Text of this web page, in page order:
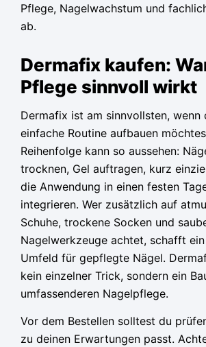
Pflege, Nagelwachstum und
ab.
Dermafix kaufen:
Pflege sinnvoll wirkt
Dermafix ist am sinnvollsten, wenn
einfache Routine aufbauen
Reihenfolge kann so aussehen:
trocknen, Gel auftragen, kurz
die Anwendung in einen festen
integrieren. Wer zusätzlich auf
Schuhe, trockene Socken und
Nagelwerkzeuge achtet, schafft
Umfeld für gepflegte Nägel.
kein einzelner Trick, sondern ein
umfassenderen Nagelpflege.
Vor dem Bestellen solltest du
zu deinen Erwartungen passt.